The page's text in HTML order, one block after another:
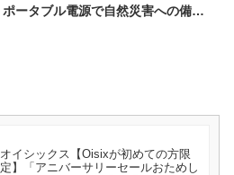
ポータブル電源で自然災害への備
オイシックス【Oisixが初めての方限
定】「アニバーサリーセールおためし